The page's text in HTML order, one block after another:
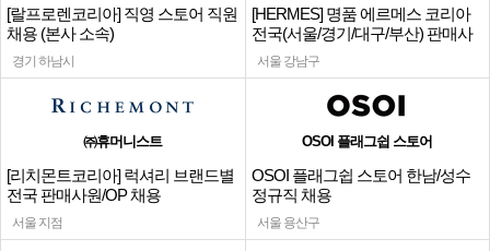
[랄프로렌코리아] 직영 스토어 직원
채용 (본사 소속)
경기 하남시
[HERMES] 명품 에르메스 코리아
전국(서울/경기/대구/부산) 판매사
원
서울 강남구
㈜휴머니스트
[리치몬트코리아] 럭셔리 브랜드별
전국 판매사원/OP 채용
서울 지점
OSOI 플래그쉽 스토어
OSOI 플래그쉽 스토어 한남/성수
정규직 채용
서울 용산구